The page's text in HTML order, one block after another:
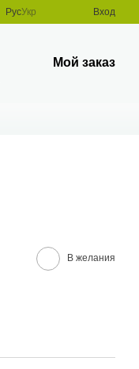
РусУкр Вход
Мой заказ
В желания